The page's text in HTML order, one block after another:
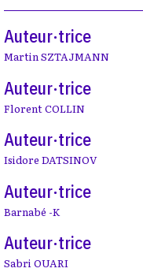
Auteur·trice
Martin SZTAJMANN
Auteur·trice
Florent COLLIN
Auteur·trice
Isidore DATSINOV
Auteur·trice
Barnabé -K
Auteur·trice
Sabri OUARI